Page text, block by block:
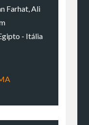
Farhat, Ali
- Itália